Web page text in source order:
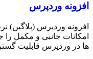
وردپرس
وردپرس (پلاگین) نرم
جانبی و مکمل را جهت
قابلیت گسترش